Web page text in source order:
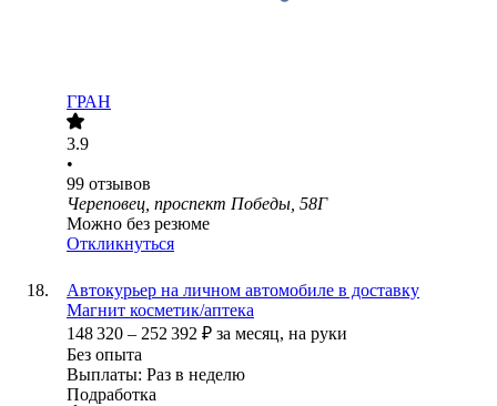
ГРАН
3.9
•
99 отзывов
Череповец, проспект Победы, 58Г
Можно без резюме
Откликнуться
Автокурьер на личном автомобиле в доставку
Магнит косметик/аптека
148 320 – 252 392 ₽ за месяц, на руки
Без опыта
Выплаты: Раз в неделю
Подработка